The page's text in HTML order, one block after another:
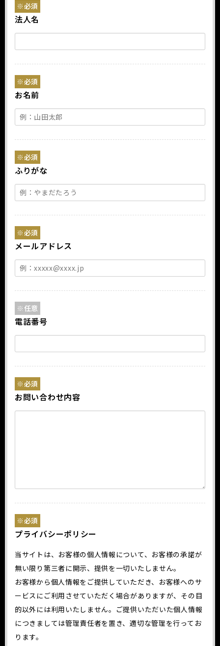
法人名
※必須
お名前
※必須
ふりがな
※必須
メールアドレス
※必須
電話番号
※任意
お問い合わせ内容
※必須
プライバシーポリシー
※必須
当サイトは、お客様の個人情報について、お客様の承諾が
無い限り第三者に開示、提供を一切いたしません。
お客様から個人情報をご提供していただき、お客様へのサ
ービスにご利用させていただく場合がありますが、その目
的以外には利用いたしません。ご提供いただいた個人情報
につきましては管理責任者を置き、適切な管理を行ってお
ります。